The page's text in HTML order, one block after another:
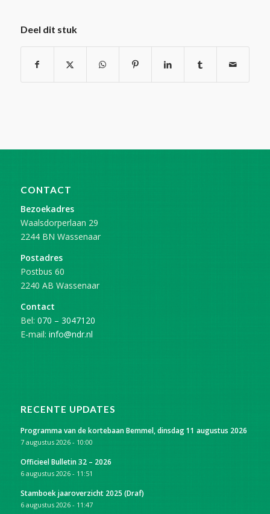
Deel dit stuk
CONTACT
Bezoekadres
Waalsdorperlaan 29
2244 BN Wassenaar
Postadres
Postbus 60
2240 AB Wassenaar
Contact
Bel: 070 – 3047120
E-mail: info@ndr.nl
RECENTE UPDATES
Programma van de kortebaan Bemmel, dinsdag 11 augustus 2026
7 augustus 2026 - 10:00
Officieel Bulletin 32 – 2026
6 augustus 2026 - 11:51
Stamboek jaaroverzicht 2025 (Draf)
6 augustus 2026 - 11:47